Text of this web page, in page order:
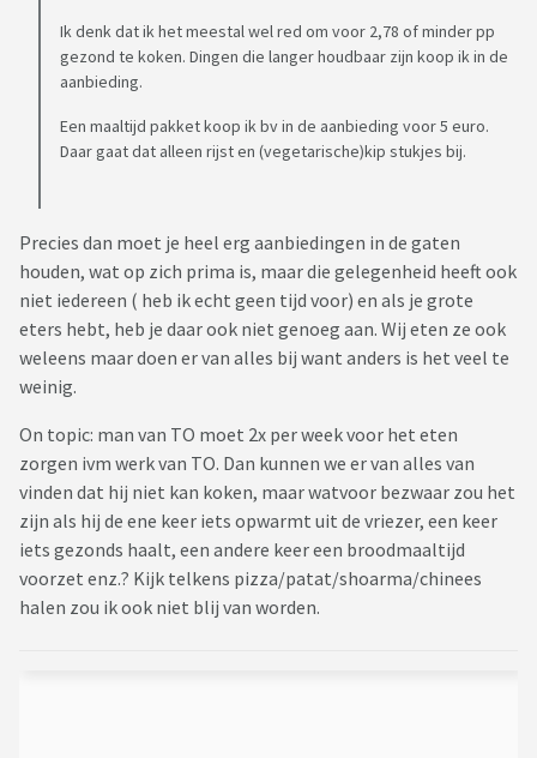
Ik denk dat ik het meestal wel red om voor 2,78 of minder pp
gezond te koken. Dingen die langer houdbaar zijn koop ik in de
aanbieding.
Een maaltijd pakket koop ik bv in de aanbieding voor 5 euro.
Daar gaat dat alleen rijst en (vegetarische)kip stukjes bij.
Precies dan moet je heel erg aanbiedingen in de gaten
houden, wat op zich prima is, maar die gelegenheid heeft ook
niet iedereen ( heb ik echt geen tijd voor) en als je grote
eters hebt, heb je daar ook niet genoeg aan. Wij eten ze ook
weleens maar doen er van alles bij want anders is het veel te
weinig.
On topic: man van TO moet 2x per week voor het eten
zorgen ivm werk van TO. Dan kunnen we er van alles van
vinden dat hij niet kan koken, maar watvoor bezwaar zou het
zijn als hij de ene keer iets opwarmt uit de vriezer, een keer
iets gezonds haalt, een andere keer een broodmaaltijd
voorzet enz.? Kijk telkens pizza/patat/shoarma/chinees
halen zou ik ook niet blij van worden.